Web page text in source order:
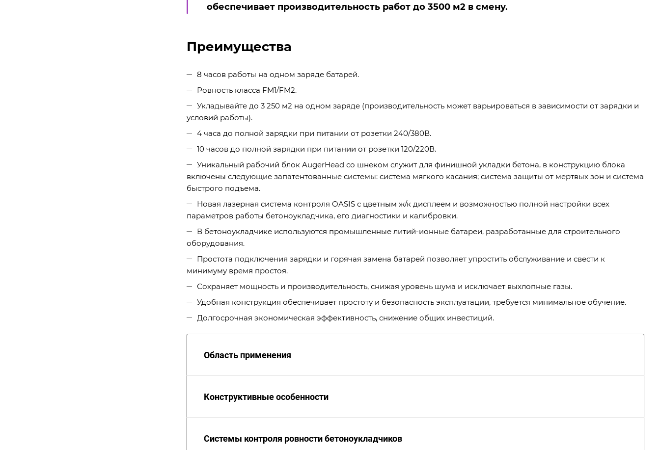
обеспечивает производительность работ до 3500 м2 в смену.
Преимущества
8 часов работы на одном заряде батарей.
Ровность класса FM1/FM2.
Укладывайте до 3 250 м2 на одном заряде (производительность может варьироваться в зависимости от зарядки и
условий работы).
4 часа до полной зарядки при питании от розетки 240/380В.
10 часов до полной зарядки при питании от розетки 120/220В.
Уникальный рабочий блок AugerHead со шнеком служит для финишной укладки бетона, в конструкцию блока
включены следующие запатентованные системы: система мягкого касания; система защиты от мертвых зон и система
быстрого подъема.
Новая лазерная система контроля OASIS с цветным ж/к дисплеем и возможностью полной настройки всех
параметров работы бетоноукладчика, его диагностики и калибровки.
В бетоноукладчике используются промышленные литий-ионные батареи, разработанные для строительного
оборудования.
Простота подключения зарядки и горячая замена батарей позволяет упростить обслуживание и свести к
минимуму время простоя.
Сохраняет мощность и производительность, снижая уровень шума и исключает выхлопные газы.
Удобная конструкция обеспечивает простоту и безопасность эксплуатации, требуется минимальное обучение.
Долгосрочная экономическая эффективность, снижение общих инвестиций.
Область применения
Конструктивные особенности
Системы контроля ровности бетоноукладчиков